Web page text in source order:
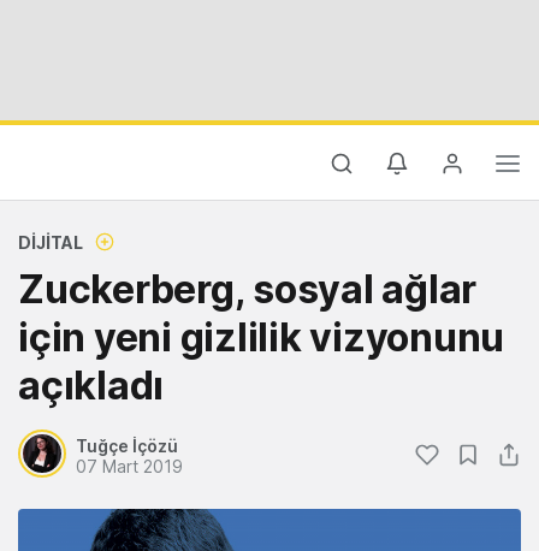
DIJITAL
Zuckerberg, sosyal ağlar
için yeni gizlilik vizyonunu
açıkladı
Tuğçe İçözü
07 Mart 2019